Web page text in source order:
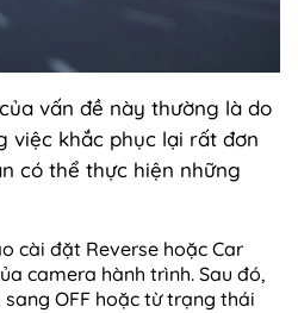
vấn đề này thường là do
việc khắc phục lại rất đơn
có thể thực hiện những
cài đặt Reverse hoặc Car
camera hành trình. Sau đó,
sang OFF hoặc từ trạng thái